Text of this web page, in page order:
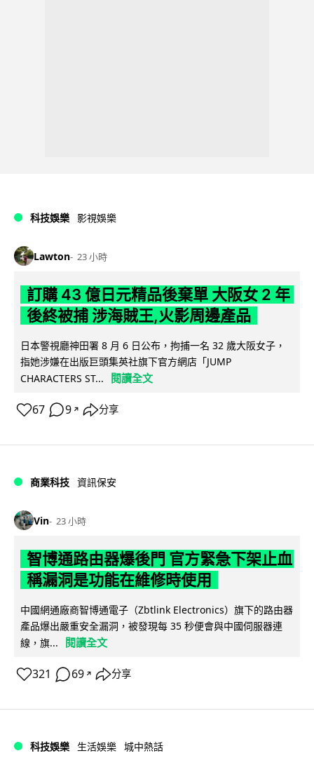
科技娛樂 影視娛樂
Lawton 23 小時
訂購 43 億日元精品後棄單 大阪女 2 年
後終被捕 涉海賊王,火影周邊產品
日本警視廳神田署 8 月 6 日公布，拘捕一名 32 歲大阪女子，
指她涉嫌在出版巨頭集英社旗下官方網店「JUMP
CHARACTERS ST...
閱讀全文
67 9 ↗ 分享
商業科技 資訊保安
Vin 23 小時
智博通路由器爆後門 官方緊急下架止血
稱漏洞是功能在維修時使用
中國網通廠商智博通電子（Zbtlink Electronics）旗下的路由器
產品爆出嚴重安全漏洞，被發現每 35 秒便會與中國伺服器連
線，旗...
閱讀全文
321 69 ↗ 分享
科技娛樂 生活娛樂 城中熱話